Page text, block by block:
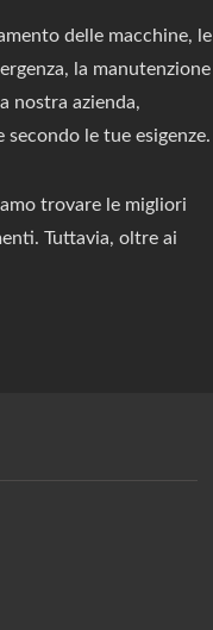
delle macchine, le
la manutenzione
nostra azienda,
le tue esigenze.
trovare le migliori
Tuttavia, oltre ai